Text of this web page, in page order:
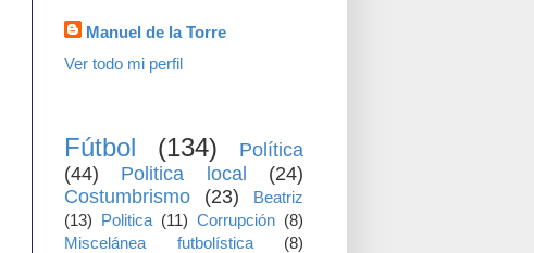
Manuel de la Torre
Ver todo mi perfil
Fútbol (134)
Política
(44)
Politica local
(24)
Costumbrismo
(23)
Beatriz
(13) Politica (11) Corrupción (8)
Miscelánea futbolística
(8)